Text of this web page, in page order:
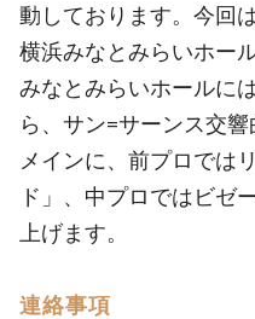
動しております。今回
横浜みなとみらいホー
みなとみらいホールに
ら、サン=サーンス交
メインに、前プロでは
ド」、中プロではビゼ
上げます。
連絡事項